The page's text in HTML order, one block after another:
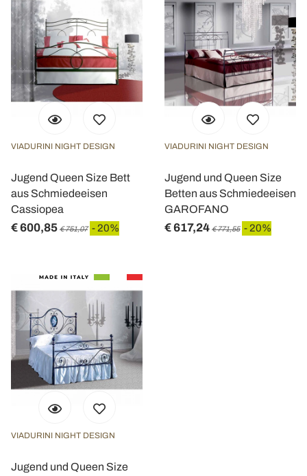
VIADURINI NIGHT DESIGN
Jugend Queen Size Bett
aus Schmiedeeisen
Cassiopea
€ 600,85 € 751,07 - 20%
VIADURINI NIGHT DESIGN
Jugend und Queen Size
Betten aus Schmiedeeisen
GAROFANO
€ 617,24 € 771,55 - 20%
VIADURINI NIGHT DESIGN
Jugend und Queen Size